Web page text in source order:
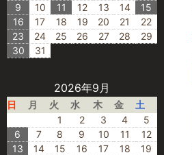
9
10 11 12 13 14
15
16
17 18 19 20 21
22
23
24 25 26 27 28
29
30
31
2026年9月
日 月 火 水 木 金
土
1
2 3 4
5
6
7 8 9 10 11
12
13
14 15 16 17 18
19